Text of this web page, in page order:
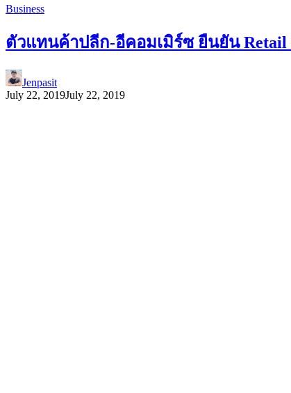
Business
ตัวแทนค้าปลีก-อีคอมเมิร์ซ ยืนยัน
Jenpasit
July 22, 2019July 22, 2019